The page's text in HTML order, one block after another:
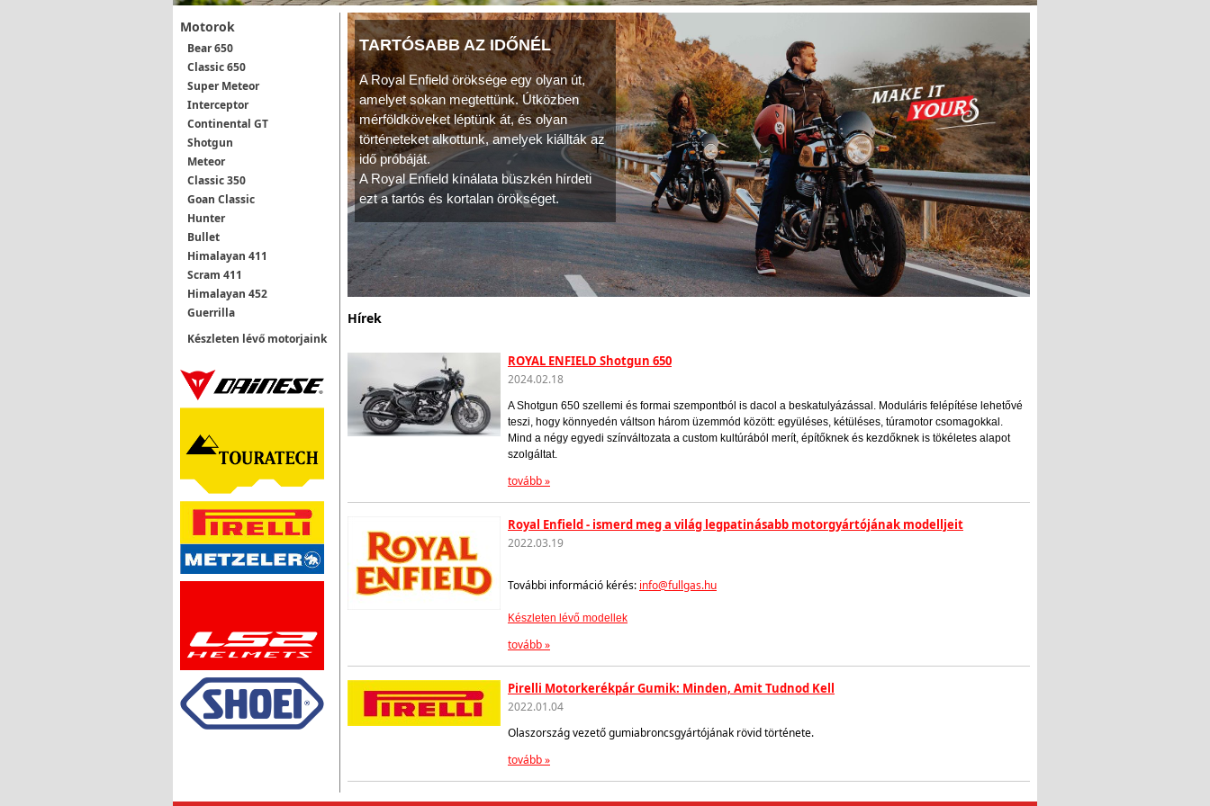
Motorok
Bear 650
Classic 650
Super Meteor
Interceptor
Continental GT
Shotgun
Meteor
Classic 350
Goan Classic
Hunter
Bullet
Himalayan 411
Scram 411
Himalayan 452
Guerrilla
Készleten lévő motorjaink
TARTÓSABB AZ IDŐNÉL
A Royal Enfield öröksége egy olyan út,
amelyet sokan megtettünk. Útközben
mérföldköveket léptünk át, és olyan
történeteket alkottunk, amelyek kiállták az
idő próbáját.
A Royal Enfield kínálata büszkén hírdeti
ezt a tartós és kortalan örökséget.
Hírek
ROYAL ENFIELD Shotgun 650
2024.02.18
A Shotgun 650 szellemi és formai szempontból is dacol a beskatulyázással. Moduláris felépítése lehetővé
teszi, hogy könnyedén váltson három üzemmód között: együléses, kétüléses, túramotor csomagokkal.
Mind a négy egyedi színváltozata a custom kultúrából merít, építőknek és kezdőknek is tökéletes alapot
szolgáltat.
tovább »
Royal Enfield - ismerd meg a világ legpatinásabb motorgyártójának modelljeit
2022.03.19
További információ kérés: info@fullgas.hu
Készleten lévő modellek
tovább »
Pirelli Motorkerékpár Gumik: Minden, Amit Tudnod Kell
2022.01.04
Olaszország vezető gumiabroncsgyártójának rövid története.
tovább »